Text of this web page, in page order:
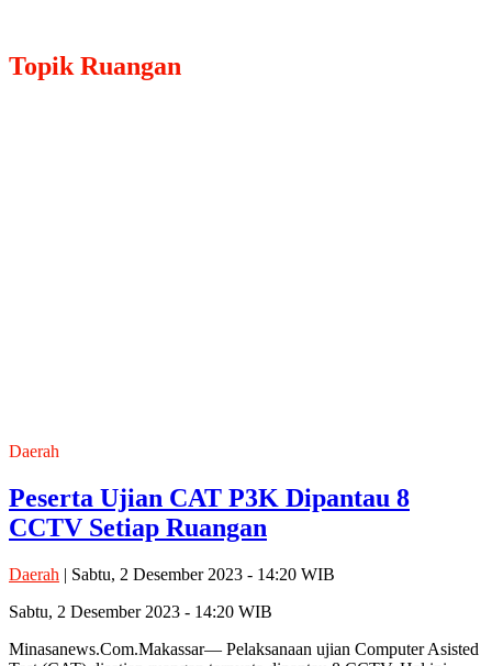
Topik Ruangan
Daerah
Peserta Ujian CAT P3K Dipantau 8
CCTV Setiap Ruangan
Daerah | Sabtu, 2 Desember 2023 - 14:20 WIB
Sabtu, 2 Desember 2023 - 14:20 WIB
Minasanews.Com.Makassar— Pelaksanaan ujian Computer Asisted